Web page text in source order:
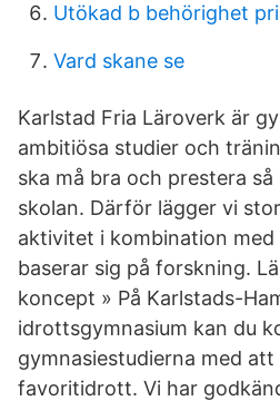
Utökad b behörighet
Vard skane se
Karlstad Fria Läroverk är
ambitiösa studier och
ska må bra och prestera
skolan. Därför lägger vi
aktivitet i kombination med
baserar sig på forskning.
koncept » På Karlstads-
idrottsgymnasium kan du
gymnasiestudierna med
favoritidrott. Vi har